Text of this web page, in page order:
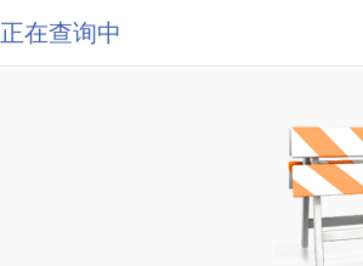
正在查询中